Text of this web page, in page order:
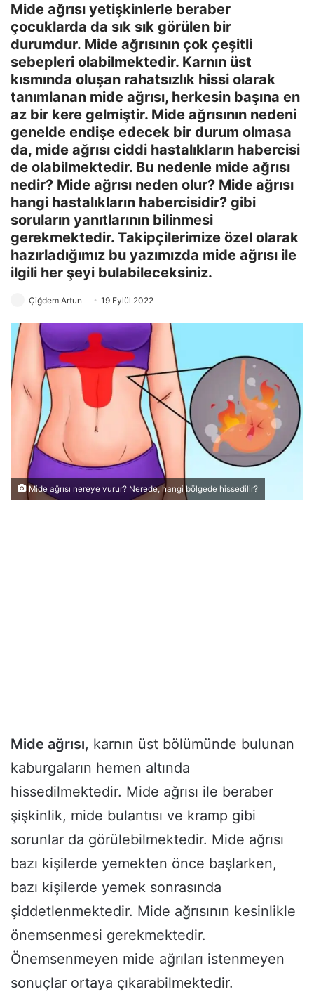
Mide ağrısı yetişkinlerle beraber
çocuklarda da sık sık görülen bir
durumdur. Mide ağrısının çok çeşitli
sebepleri olabilmektedir. Karnın üst
kısmında oluşan rahatsızlık hissi olarak
tanımlanan mide ağrısı, herkesin başına en
az bir kere gelmiştir. Mide ağrısının nedeni
genelde endişe edecek bir durum olmasa
da, mide ağrısı ciddi hastalıkların habercisi
de olabilmektedir. Bu nedenle mide ağrısı
nedir? Mide ağrısı neden olur? Mide ağrısı
hangi hastalıkların habercisidir? gibi
soruların yanıtlarının bilinmesi
gerekmektedir. Takipçilerimize özel olarak
hazırladığımız bu yazımızda mide ağrısı ile
ilgili her şeyi bulabileceksiniz.
Çiğdem Artun 19 Eylül 2022
Mide ağrısı nereye vurur? Nerede, hangi bölgede hissedilir?
Mide ağrısı, karnın üst bölümünde bulunan
kaburgaların hemen altında
hissedilmektedir. Mide ağrısı ile beraber
şişkinlik, mide bulantısı ve kramp gibi
sorunlar da görülebilmektedir. Mide ağrısı
bazı kişilerde yemekten önce başlarken,
bazı kişilerde yemek sonrasında
şiddetlenmektedir. Mide ağrısının kesinlikle
önemsenmesi gerekmektedir.
Önemsenmeyen mide ağrıları istenmeyen
sonuçlar ortaya çıkarabilmektedir.